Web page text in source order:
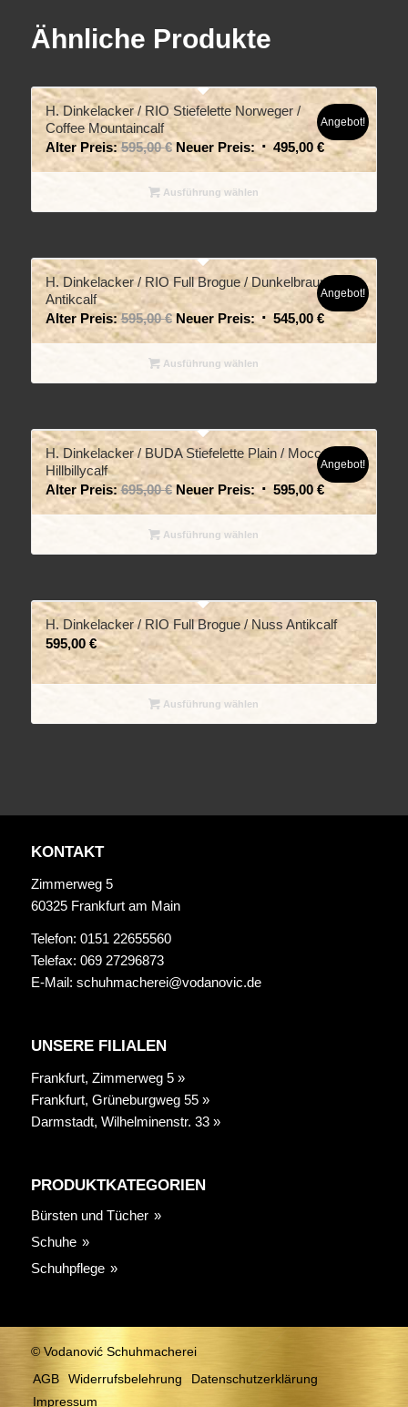
Ähnliche Produkte
H. Dinkelacker / RIO Stiefelette Norweger /
Coffee Mountaincalf
Alter Preis: 595,00€ Neuer Preis: 495,00 €
Angebot!
Ausführung wählen
H. Dinkelacker / RIO Full Brogue / Dunkelbraun
Antikcalf
Alter Preis: 595,00€ Neuer Preis: 545,00 €
Angebot!
Ausführung wählen
H. Dinkelacker / BUDA Stiefelette Plain / Mocca
Hillbillycalf
Alter Preis: 695,00€ Neuer Preis: 595,00 €
Angebot!
Ausführung wählen
H. Dinkelacker / RIO Full Brogue / Nuss Antikcalf
595,00 €
Ausführung wählen
KONTAKT
Zimmerweg 5
60325 Frankfurt am Main
Telefon: 0151 22655560
Telefax: 069 27296873
E-Mail: schuhmacherei@vodanovic.de
UNSERE FILIALEN
Frankfurt, Zimmerweg 5 »
Frankfurt, Grüneburgweg 55 »
Darmstadt, Wilhelminenstr. 33 »
PRODUKTKATEGORIEN
Bürsten und Tücher
Schuhe
Schuhpflege
© Vodanović Schuhmacherei
AGB
Widerrufsbelehrung
Datenschutzerklärung
Impressum